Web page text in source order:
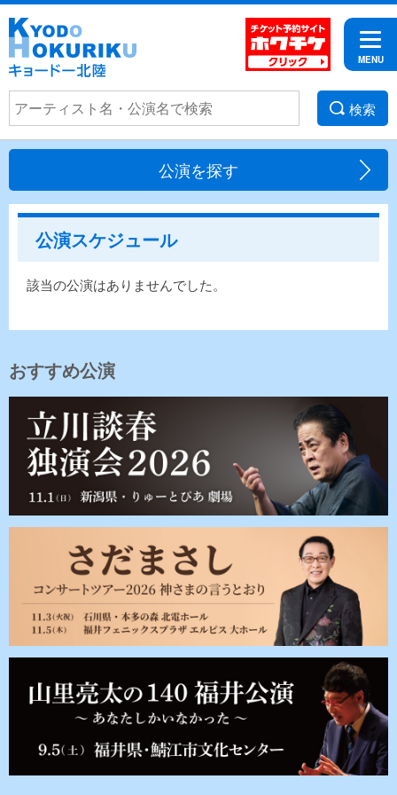
検索
公演を探す
公演スケジュール
該当の公演はありませんでした。
おすすめ公演